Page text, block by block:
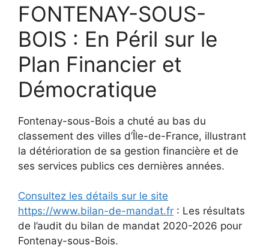
FONTENAY-SOUS-
BOIS : En Péril sur le
Plan Financier et
Démocratique
Fontenay-sous-Bois a chuté au bas du
classement des villes d’Île-de-France, illustrant
la détérioration de sa gestion financière et de
ses services publics ces dernières années.
Consultez les détails sur le site
https://www.bilan-de-mandat.fr : Les résultats
de l’audit du bilan de mandat 2020-2026 pour
Fontenay-sous-Bois.